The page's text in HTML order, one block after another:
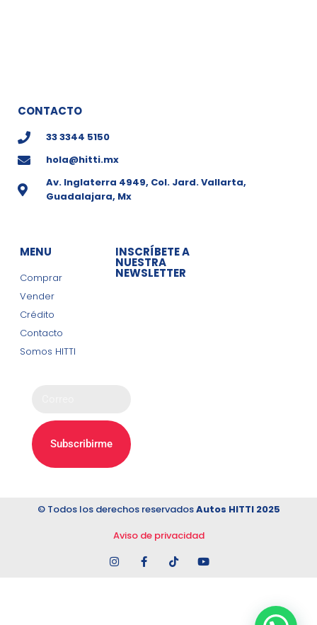
CONTACTO
33 3344 5150
hola@hitti.mx
Av. Inglaterra 4949, Col. Jard. Vallarta,
Guadalajara, Mx
MENU
Comprar
Vender
Crédito
Contacto
Somos HITTI
Subscribirme
INSCRÍBETE A
NUESTRA
NEWSLETTER
© Todos los derechos reservadosAutos HITTI 2025
Aviso de privacidad
elit tellus, luctus nec ullamcorper mattis, pulvinar dapibus